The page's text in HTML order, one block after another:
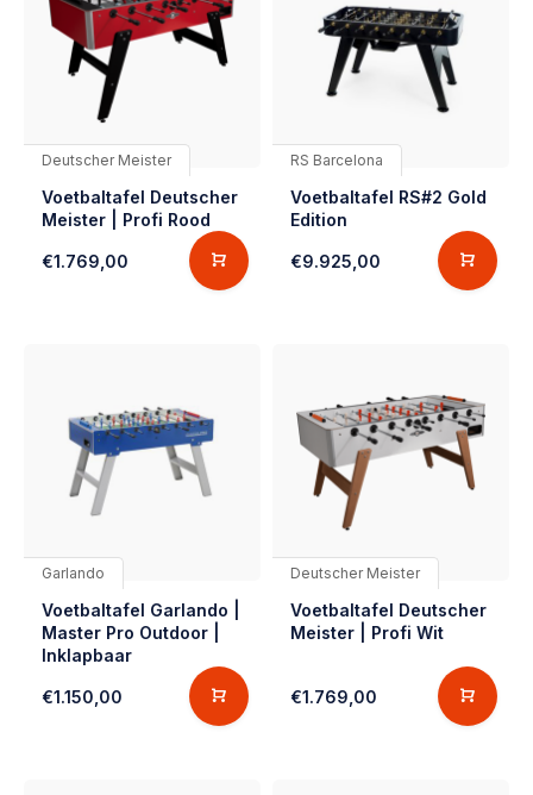
Deutscher Meister
Voetbaltafel Deutscher
Meister | Profi Rood
€1.769,00
RS Barcelona
Voetbaltafel RS#2 Gold
Edition
€9.925,00
Garlando
Voetbaltafel Garlando |
Master Pro Outdoor |
Inklapbaar
€1.150,00
Deutscher Meister
Voetbaltafel Deutscher
Meister | Profi Wit
€1.769,00